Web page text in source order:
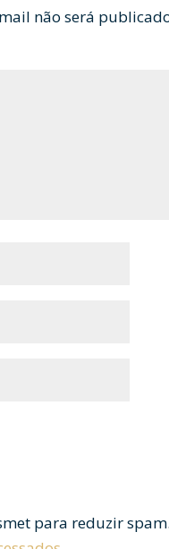
não será
para reduzir spam.